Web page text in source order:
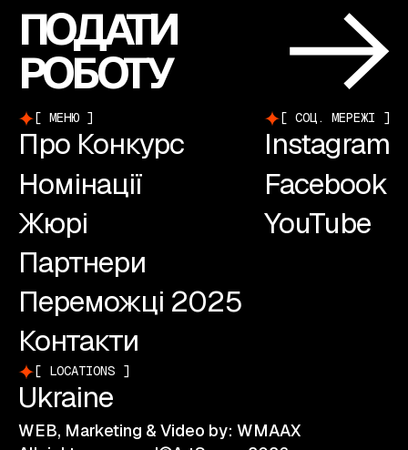
ПОДАТИ
РОБОТУ
МЕНЮ
Про Конкурс
Номінації
Жюрі
Партнери
Переможці 2025
Контакти
СОЦ. МЕРЕЖІ
Instagram
Facebook
YouTube
LOCATIONS
Ukraine
WEB, Marketing & Video by: WMAAX